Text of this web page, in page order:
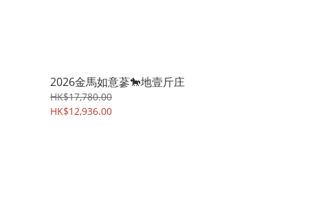
2026金馬如意蔘🐎地壹斤庄
HK$17,780.00
HK$12,936.00